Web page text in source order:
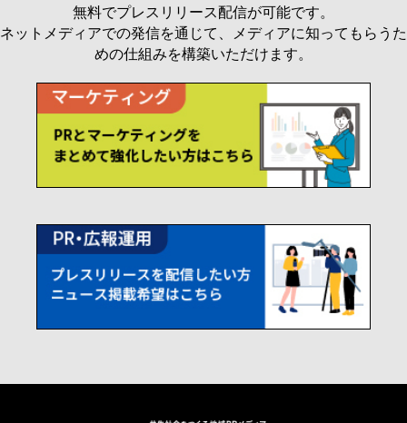
無料でプレスリリース配信が可能です。
ネットメディアでの発信を通じて、メディアに知ってもらうた
めの仕組みを構築いただけます。